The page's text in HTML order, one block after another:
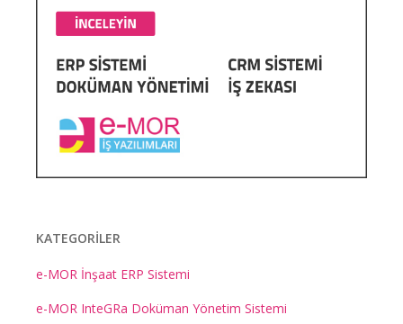
KATEGORILER
e-MOR İnşaat ERP Sistemi
e-MOR InteGRa Doküman Yönetim Sistemi